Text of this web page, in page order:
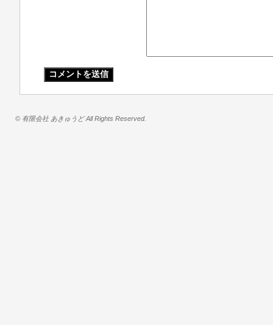
© 有限会社 あきゅうど All Rights Reserved.